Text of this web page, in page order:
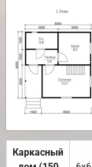
Каркасный